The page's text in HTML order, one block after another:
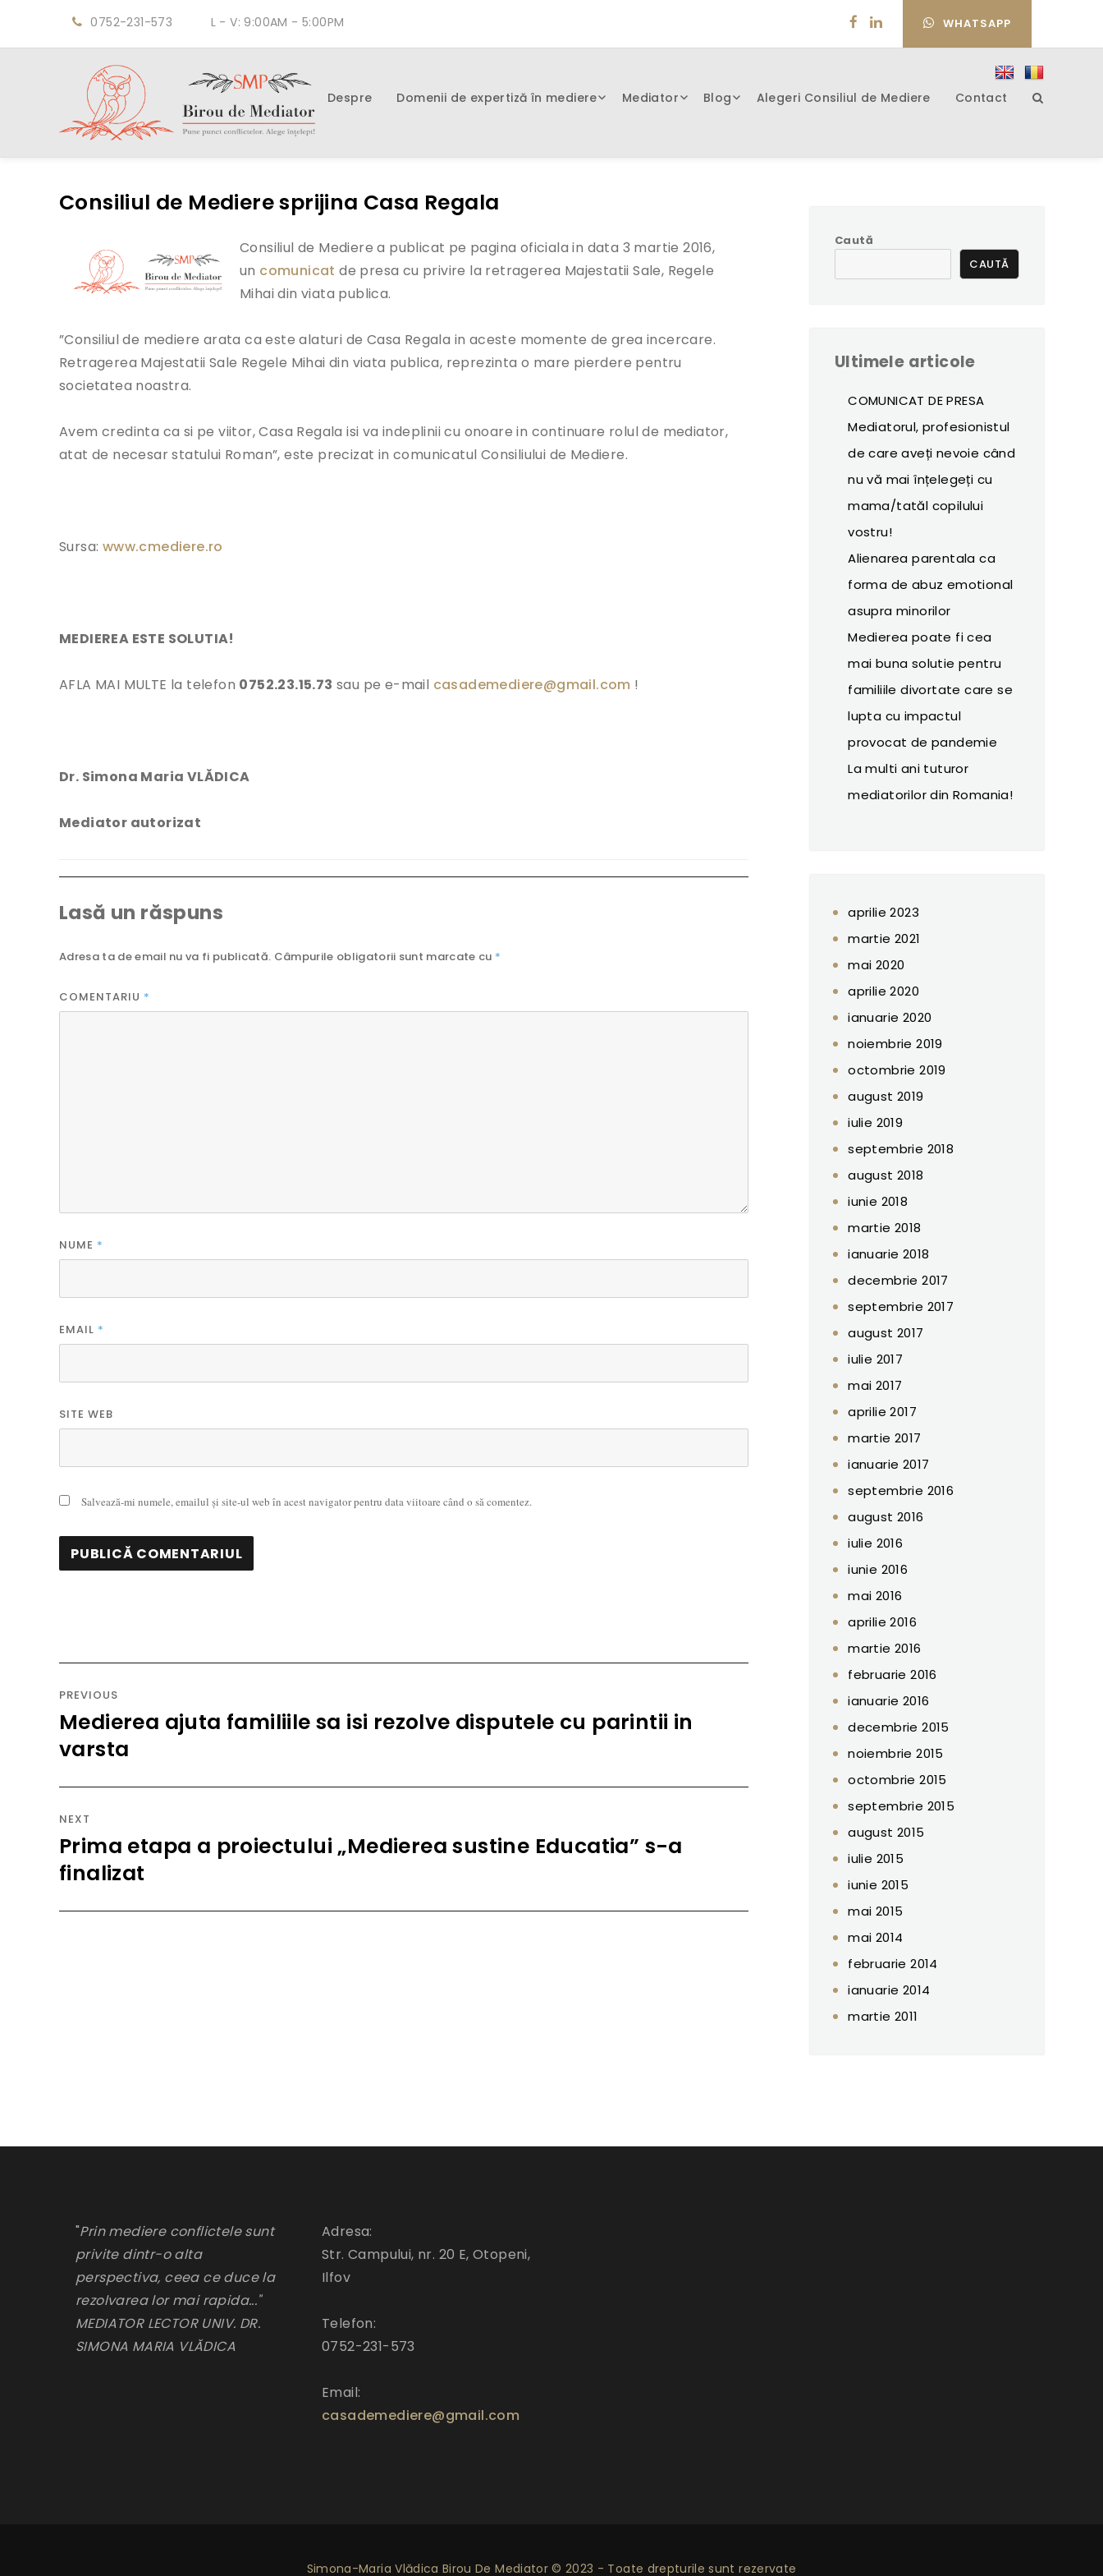
0752-231-573 L - V: 9:00AM - 5:00PM WHATSAPP
Despre Domenii de expertiză în mediere Mediator Blog Alegeri Consiliul de Mediere Contact
Consiliul de Mediere sprijina Casa Regala
Consiliul de Mediere a publicat pe pagina oficiala in data 3 martie 2016,
un comunicat de presa cu privire la retragerea Majestatii Sale, Regele
Mihai din viata publica.
”Consiliul de mediere arata ca este alaturi de Casa Regala in aceste momente de grea incercare.
Retragerea Majestatii Sale Regele Mihai din viata publica, reprezinta o mare pierdere pentru
societatea noastra.
Avem credinta ca si pe viitor, Casa Regala isi va indeplinii cu onoare in continuare rolul de mediator,
atat de necesar statului Roman”, este precizat in comunicatul Consiliului de Mediere.
Sursa: www.cmediere.ro
MEDIEREA ESTE SOLUTIA!
AFLA MAI MULTE la telefon 0752.23.15.73 sau pe e-mail casademediere@gmail.com !
Dr. Simona Maria VLĂDICA
Mediator autorizat
Lasă un răspuns
Adresa ta de email nu va fi publicată. Câmpurile obligatorii sunt marcate cu *
COMENTARIU *
NUME *
EMAIL *
SITE WEB
Salvează-mi numele, emailul și site-ul web în acest navigator pentru data viitoare când o să comentez.
în
articole
PREVIOUS
Previous
post:
Medierea ajuta familiile sa isi rezolve disputele cu parintii in
varsta
NEXT
Next
post:
Prima etapa a proiectului „Medierea sustine Educatia” s-a
finalizat
Caută
CAUTĂ
Ultimele articole
COMUNICAT DE PRESA
Mediatorul, profesionistul
de care aveți nevoie când
nu vă mai înțelegeți cu
mama/tatăl copilului
vostru!
Alienarea parentala ca
forma de abuz emotional
asupra minorilor
Medierea poate fi cea
mai buna solutie pentru
familiile divortate care se
lupta cu impactul
provocat de pandemie
La multi ani tuturor
mediatorilor din Romania!
aprilie 2023
martie 2021
mai 2020
aprilie 2020
ianuarie 2020
noiembrie 2019
octombrie 2019
august 2019
iulie 2019
septembrie 2018
august 2018
iunie 2018
martie 2018
ianuarie 2018
decembrie 2017
septembrie 2017
august 2017
iulie 2017
mai 2017
aprilie 2017
martie 2017
ianuarie 2017
septembrie 2016
august 2016
iulie 2016
iunie 2016
mai 2016
aprilie 2016
martie 2016
februarie 2016
ianuarie 2016
decembrie 2015
noiembrie 2015
octombrie 2015
septembrie 2015
august 2015
iulie 2015
iunie 2015
mai 2015
mai 2014
februarie 2014
ianuarie 2014
martie 2011
"Prin mediere conflictele sunt
privite dintr-o alta
perspectiva, ceea ce duce la
rezolvarea lor mai rapida..."
MEDIATOR LECTOR UNIV. DR.
SIMONA MARIA VLĂDICA
Adresa:
Str. Campului, nr. 20 E, Otopeni,
Ilfov
Telefon:
0752-231-573
Email:
casademediere@gmail.com
Simona-Maria Vlădica Birou De Mediator © 2023 - Toate drepturile sunt rezervate